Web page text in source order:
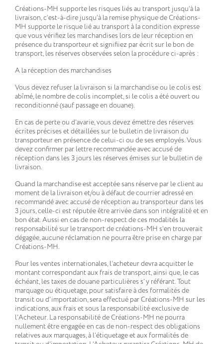
Créations-MH supporte les risques liés au transport jusqu’à la
livraison, c’est-à-dire jusqu’à la remise physique de Créations-
MH supporte le risque lié au transport à la condition expresse
que vous vérifiez les marchandises lors de leur réception en
présence du transporteur et signifiiez par écrit sur le bon de
transport, les réserves observées selon la procédure ci-après :
A la réception des marchandises
Vous devez refuser la livraison si la marchandise ou le colis est
abîmé, le nombre de colis incomplet, si le colis a été ouvert ou
reconditionné (sauf passage en douane).
En cas de perte ou d’avarie, vous devez émettre des réserves
écrites précises et détaillées sur le bulletin de livraison du
transporteur en présence de celui-ci ou de ses employés. Vous
devez confirmer par lettre recommandée avec accusé de
réception dans les 3 jours les réserves émises sur le bulletin de
livraison.
Quand la marchandise est acceptée sans réserve par le client au
moment de la livraison et/ou à défaut de courrier adressé en
recommandé avec accusé de réception au transporteur dans les
3 jours, celle-ci est réputée être arrivée dans son intégralité et en
bon état. Aussi en cas de non-respect de ces modalités la
responsabilité sur le transport de créations-MH s’en trouverait
dégagée, aucune réclamation ne pourra être prise en charge par
Créations-MH.
Pour les ventes internationales, l’acheteur devra acquitter le
montant correspondant aux frais de transport, ainsi que, le cas
échéant, les taxes de douane particulières s'y référant. Tout
marquage ou étiquetage, pour satisfaire à des formalités de
transit ou d'importation, sera effectué par Créations-MH sur les
indications, aux frais et sous la responsabilité exclusive de
l'Acheteur. La responsabilité de Créations-MH ne pourra
nullement être engagée en cas de non-respect des obligations
relatives aux marquages, à l’étiquetage et aux formalités de